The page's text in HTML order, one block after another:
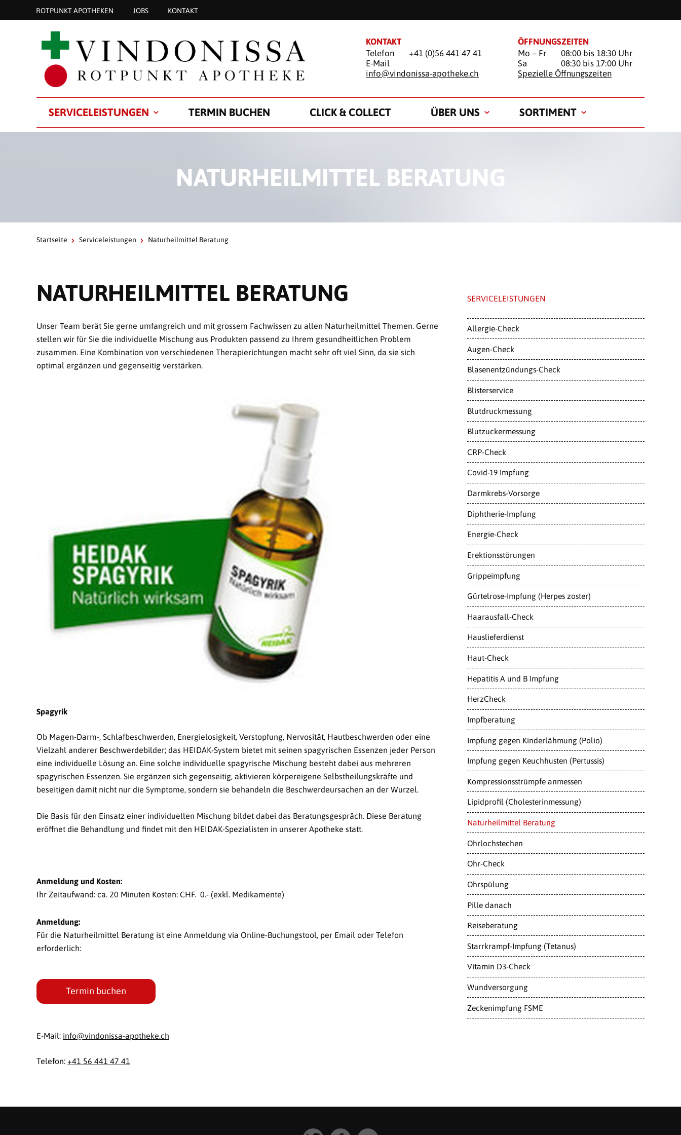
ROTPUNKT APOTHEKEN JOBS KONTAKT
KONTAKT
Telefon
+41 (0)56 441 47 41
E-Mail
info@vindonissa-apotheke.ch
ÖFFNUNGSZEITEN
Mo – Fr
08:00 bis 18:30 Uhr
Sa
08:30 bis 17:00 Uhr
Spezielle Öffnungszeiten
SERVICELEISTUNGEN TERMIN BUCHEN CLICK & COLLECT ÜBER UNS SORTIMENT
NATURHEILMITTEL BERATUNG
Startseite Serviceleistungen Naturheilmittel Beratung
NATURHEILMITTEL BERATUNG
Unser Team berät Sie gerne umfangreich und mit grossem Fachwissen zu allen Naturheilmittel Themen. Gerne
stellen wir für Sie die individuelle Mischung aus Produkten passend zu Ihrem gesundheitlichen Problem
zusammen. Eine Kombination von verschiedenen Therapierichtungen macht sehr oft viel Sinn, da sie sich
optimal ergänzen und gegenseitig verstärken.
Spagyrik
Ob Magen-Darm-, Schlafbeschwerden, Energielosigkeit, Verstopfung, Nervosität, Hautbeschwerden oder eine
Vielzahl anderer Beschwerdebilder; das HEIDAK-System bietet mit seinen spagyrischen Essenzen jeder Person
eine individuelle Lösung an. Eine solche individuelle spagyrische Mischung besteht dabei aus mehreren
spagyrischen Essenzen. Sie ergänzen sich gegenseitig, aktivieren körpereigene Selbstheilungskräfte und
beseitigen damit nicht nur die Symptome, sondern sie behandeln die Beschwerdeursachen an der Wurzel.
Die Basis für den Einsatz einer individuellen Mischung bildet dabei das Beratungsgespräch. Diese Beratung
eröffnet die Behandlung und findet mit den HEIDAK-Spezialisten in unserer Apotheke statt.
Anmeldung und Kosten:
Ihr Zeitaufwand: ca. 20 Minuten Kosten: CHF. 0.- (exkl. Medikamente)
Anmeldung:
Für die Naturheilmittel Beratung ist eine Anmeldung via Online-Buchungstool, per Email oder Telefon
erforderlich:
Termin buchen
E-Mail: info@vindonissa-apotheke.ch
Telefon: +41 56 441 47 41
SERVICELEISTUNGEN
Allergie-Check
Augen-Check
Blasenentzündungs-Check
Blisterservice
Blutdruckmessung
Blutzuckermessung
CRP-Check
Covid-19 Impfung
Darmkrebs-Vorsorge
Diphtherie-Impfung
Energie-Check
Erektionsstörungen
Grippeimpfung
Gürtelrose-Impfung (Herpes zoster)
Haarausfall-Check
Hauslieferdienst
Haut-Check
Hepatitis A und B Impfung
HerzCheck
Impfberatung
Impfung gegen Kinderlähmung (Polio)
Impfung gegen Keuchhusten (Pertussis)
Kompressionsstrümpfe anmessen
Lipidprofil (Cholesterinmessung)
Naturheilmittel Beratung
Ohrlochstechen
Ohr-Check
Ohrspülung
Pille danach
Reiseberatung
Starrkrampf-Impfung (Tetanus)
Vitamin D3-Check
Wundversorgung
Zeckenimpfung FSME